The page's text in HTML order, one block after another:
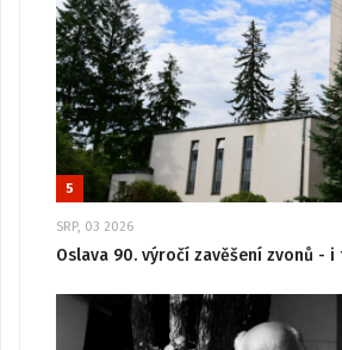
5
SRP, 03 2026
Oslava 90. výročí zavěšení zvonů - i